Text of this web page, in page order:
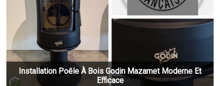
Installation Poêle À Bois Godin Mazamet Moderne Et
Efficace